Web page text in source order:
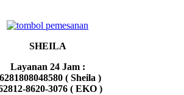
SHEILA
Layanan 24 Jam :
( Sheila )
8620-3076 ( EKO )